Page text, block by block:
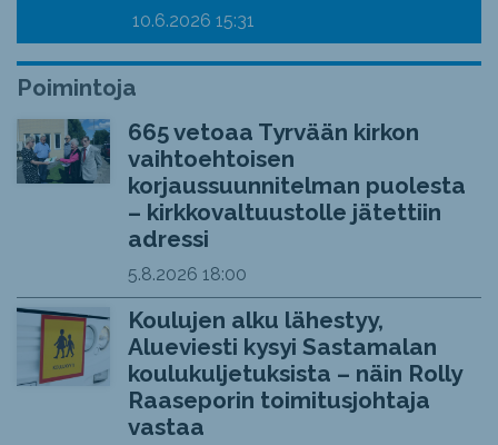
10.6.2026 15:31
Poimintoja
665 vetoaa Tyrvään kirkon
vaihtoehtoisen
korjaussuunnitelman puolesta
– kirkkovaltuustolle jätettiin
adressi
5.8.2026 18:00
Koulujen alku lähestyy,
Alueviesti kysyi Sastamalan
koulukuljetuksista – näin Rolly
Raaseporin toimitusjohtaja
vastaa